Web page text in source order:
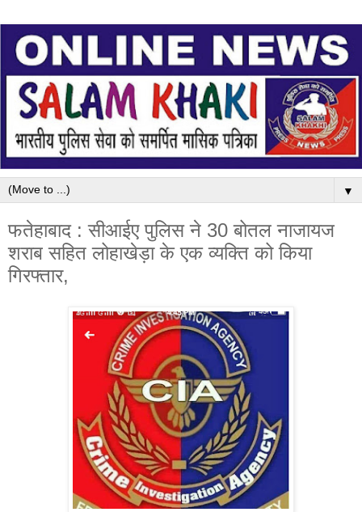
▼
फतेहाबाद : सीआईए पुलिस ने 30 बोतल नाजायज
शराब सहित लोहाखेड़ा के एक व्यक्ति को किया
गिरफ्तार,